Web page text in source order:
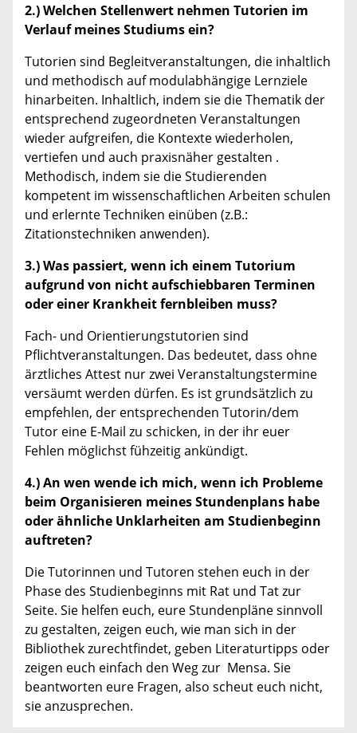
2.) Welchen Stellenwert nehmen Tutorien im
Verlauf meines Studiums ein?
Tutorien sind Begleitveranstaltungen, die inhaltlich
und methodisch auf modulabhängige Lernziele
hinarbeiten. Inhaltlich, indem sie die Thematik der
entsprechend zugeordneten Veranstaltungen
wieder aufgreifen, die Kontexte wiederholen,
vertiefen und auch praxisnäher gestalten .
Methodisch, indem sie die Studierenden
kompetent im wissenschaftlichen Arbeiten schulen
und erlernte Techniken einüben (z.B.:
Zitationstechniken anwenden).
3.) Was passiert, wenn ich einem Tutorium
aufgrund von nicht aufschiebbaren Terminen
oder einer Krankheit fernbleiben muss?
Fach- und Orientierungstutorien sind
Pflichtveranstaltungen. Das bedeutet, dass ohne
ärztliches Attest nur zwei Veranstaltungstermine
versäumt werden dürfen. Es ist grundsätzlich zu
empfehlen, der entsprechenden Tutorin/dem
Tutor eine E-Mail zu schicken, in der ihr euer
Fehlen möglichst fühzeitig ankündigt.
4.) An wen wende ich mich, wenn ich Probleme
beim Organisieren meines Stundenplans habe
oder ähnliche Unklarheiten am Studienbeginn
auftreten?
Die Tutorinnen und Tutoren stehen euch in der
Phase des Studienbeginns mit Rat und Tat zur
Seite. Sie helfen euch, eure Stundenpläne sinnvoll
zu gestalten, zeigen euch, wie man sich in der
Bibliothek zurechtfindet, geben Literaturtipps oder
zeigen euch einfach den Weg zur Mensa. Sie
beantworten eure Fragen, also scheut euch nicht,
sie anzusprechen.